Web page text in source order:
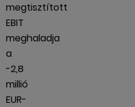
megtisztított
EBIT
meghaladja
a
-2,8
millió
EUR-